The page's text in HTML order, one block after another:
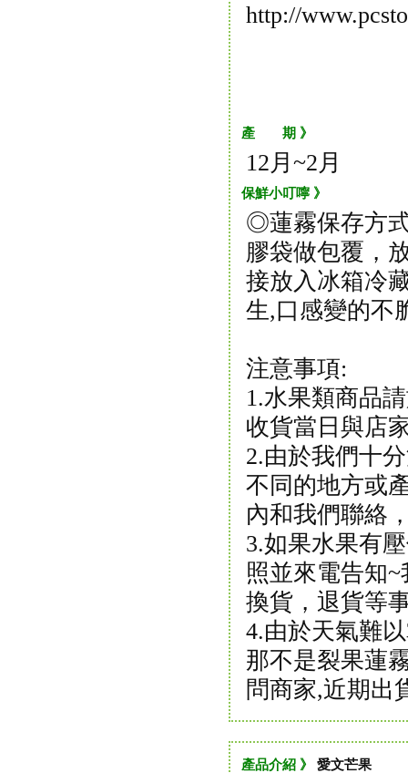
http://
產 期 》
12月~2月
保鮮小叮嚀 》
◎蓮霧保存方
膠袋做包覆，
接放入冰箱冷
生,口感變的不
注意事項:
1.水果類商品
收貨當日與店
2.由於我們十
不同的地方或
內和我們聯絡
3.如果水果有
照並來電告知
換貨，退貨等
4.由於天氣難
那不是裂果蓮
問商家,近期出
產品介紹 》 愛文芒果